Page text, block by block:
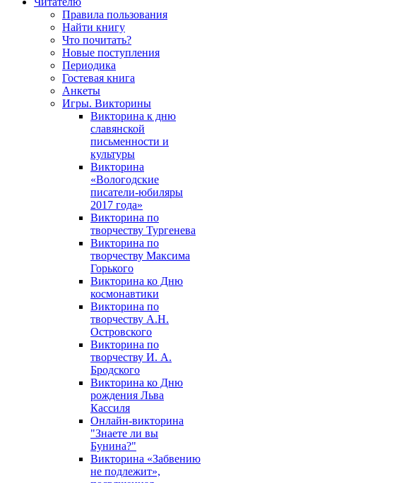
Правила пользования
Найти книгу
Что почитать?
Новые поступления
Периодика
Гостевая книга
Анкеты
Игры. Викторины
Викторина к дню
славянской
письменности и
культуры
Викторина
«Вологодские
писатели-юбиляры
2017 года»
Викторина по
творчеству Тургенева
Викторина по
творчеству Максима
Горького
Викторина ко Дню
космонавтики
Викторина по
творчеству А.Н.
Островского
Викторина по
творчеству И. А.
Бродского
Викторина ко Дню
рождения Льва
Кассиля
Онлайн-викторина
"Знаете ли вы
Бунина?"
Викторина «Забвению
не подлежит»,